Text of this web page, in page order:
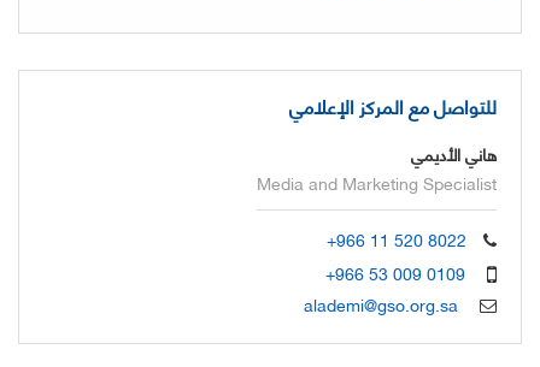
للتواصل مع المركز الإعلامي
هاني الأديمي
Media and Marketing Specialist
+966 11 520 8022
+966 53 009 0109
alademi@gso.org.sa